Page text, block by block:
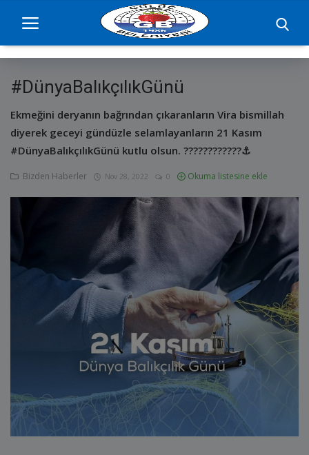
Ana Sayfa
projelerimiz
Etkinlikler
E-Belediye
Kayıt
#DünyaBalıkçılıkGünü
Ekmeğini deryanın bağrından çıkaranların Vira bismillah
diyerek geceyi gündüzle selamlayanların 21 Kasım
#DünyaBalıkçılıkGünü kutlu olsun. ????????????⚓️
Bizden Haberler Nov 28, 2022 0 Okuma listesine ekle